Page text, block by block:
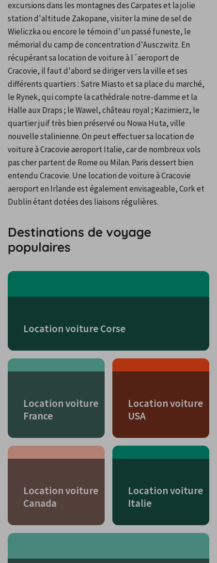
excursions dans les montagnes des Carpates et la jolie
station d'altitude Zakopane, visiter la mine de sel de
Wieliczka ou encore le témoin d'un passé funeste, le
mémorial du camp de concentration d'Ausczwitz. En
récupérant sa location de voiture à l´aeroport de
Cracovie, il faut d'abord se diriger vers la ville et ses
différents quartiers : Satre Miasto et sa place du marché,
le Rynek, qui compte la cathédrale notre-damme et la
Halle aux Draps ; le Wawel, château royal ; Kazimierz, le
quartier juif très bien préservé ou Nowa Huta, ville
nouvelle stalinienne. On peut effectuer sa location de
voiture à Cracovie aeroport Italie, car de nombreux vols
pas cher partent de Rome ou Milan. Paris dessert bien
entendu Cracovie. Une location de voiture à Cracovie
aeroport en Irlande est également envisageable, Cork et
Dublin étant dotées des liaisons régulières.
Destinations de voyage
populaires
Location voiture Corse
Location voiture
France
Location voiture
USA
Location voiture
Canada
Location voiture
Italie